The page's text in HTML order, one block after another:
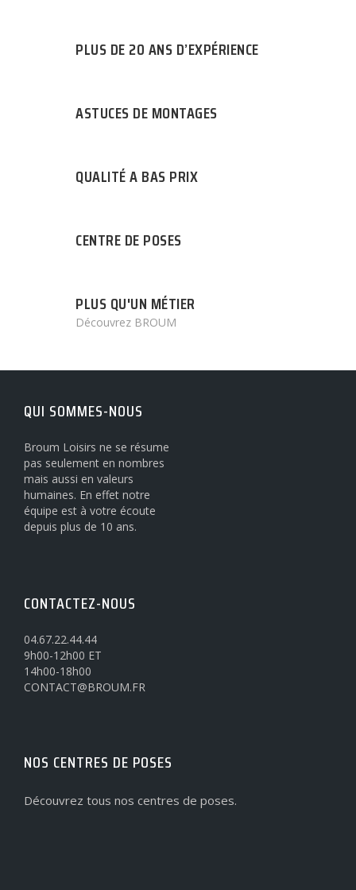
PLUS DE 20 ANS D’EXPÉRIENCE
ASTUCES DE MONTAGES
QUALITÉ A BAS PRIX
CENTRE DE POSES
PLUS QU'UN MÉTIER
Découvrez BROUM
QUI SOMMES-NOUS
Broum Loisirs ne se résume
pas seulement en nombres
mais aussi en valeurs
humaines. En effet notre
équipe est à votre écoute
depuis plus de 10 ans.
CONTACTEZ-NOUS
04.67.22.44.44
9h00-12h00 ET
14h00-18h00
CONTACT@BROUM.FR
NOS CENTRES DE POSES
Découvrez tous nos centres de poses.